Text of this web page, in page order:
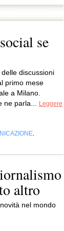
se
discussioni
primo mese
a Milano.
ne parla...
Leggere
altro
nel mondo